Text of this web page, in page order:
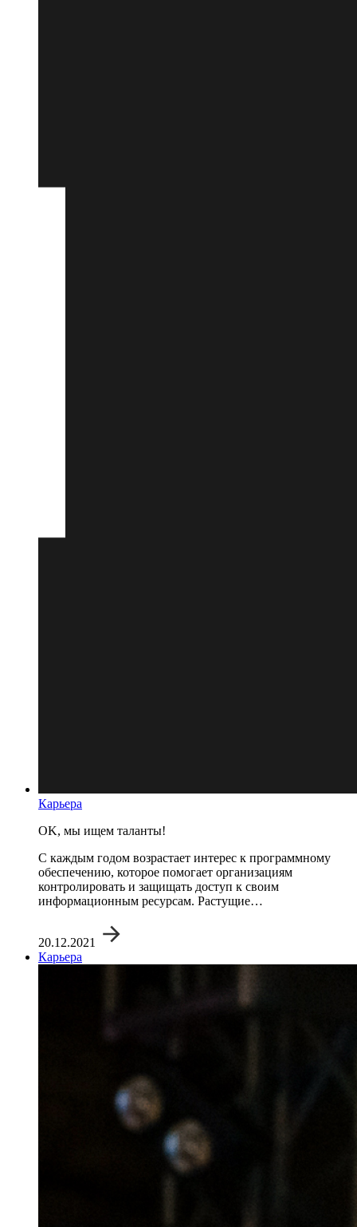
Карьера
OK, мы ищем таланты!
С каждым годом возрастает интерес к программному
обеспечению, которое помогает организациям
контролировать и защищать доступ к своим
информационным ресурсам. Растущие…
20.12.2021
Карьера